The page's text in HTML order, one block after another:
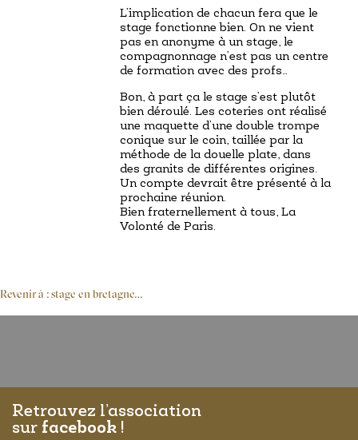
L’implication de chacun fera que le
stage fonctionne bien. On ne vient
pas en anonyme à un stage, le
compagnonnage n’est pas un centre
de formation avec des profs…
Bon, à part ça le stage s’est plutôt
bien déroulé. Les coteries ont réalisé
une maquette d’une double trompe
conique sur le coin, taillée par la
méthode de la douelle plate, dans
des granits de différentes origines.
Un compte devrait être présenté à la
prochaine réunion.
Bien fraternellement à tous, La
Volonté de Paris.
Revenir à : stage en bretagne…
Retrouvez l’association
sur facebook !